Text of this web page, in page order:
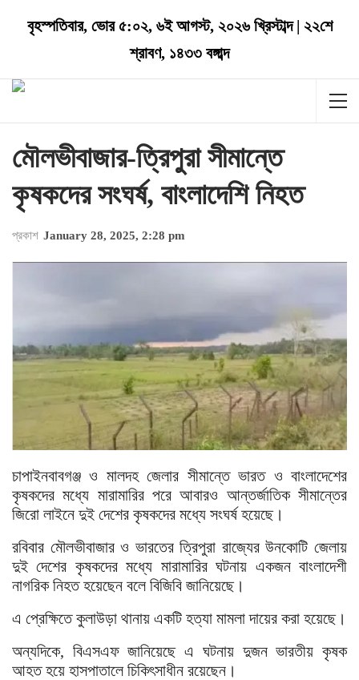
বৃহস্পতিবার, ভোর ৫:০২, ৬ই আগস্ট, ২০২৬ খ্রিস্টাব্দ| ২২শে
শ্রাবণ, ১৪৩৩ বঙ্গাব্দ
মৌলভীবাজার-ত্রিপুরা সীমান্তে
কৃষকদের সংঘর্ষ, বাংলাদেশি নিহত
প্রকাশ January 28, 2025, 2:28 pm
চাপাইনবাবগঞ্জ ও মালদহ জেলার সীমান্তে ভারত ও বাংলাদেশের
কৃষকদের মধ্যে মারামারির পরে আবারও আন্তর্জাতিক সীমান্তের
জিরো লাইনে দুই দেশের কৃষকদের মধ্যে সংঘর্ষ হয়েছে।
রবিবার মৌলভীবাজার ও ভারতের ত্রিপুরা রাজ্যের উনকোটি জেলায়
দুই দেশের কৃষকদের মধ্যে মারামারির ঘটনায় একজন বাংলাদেশী
নাগরিক নিহত হয়েছেন বলে বিজিবি জানিয়েছে।
এ প্রেক্ষিতে কুলাউড়া থানায় একটি হত্যা মামলা দায়ের করা হয়েছে।
অন্যদিকে, বিএসএফ জানিয়েছে এ ঘটনায় দুজন ভারতীয় কৃষক
আহত হয়ে হাসপাতালে চিকিৎসাধীন রয়েছেন।